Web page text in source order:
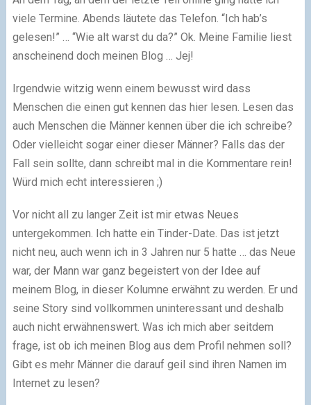
viele Termine. Abends läutete das Telefon. “Ich hab’s
gelesen!” … “Wie alt warst du da?” Ok. Meine Familie liest
anscheinend doch meinen Blog … Jej!
Irgendwie witzig wenn einem bewusst wird dass
Menschen die einen gut kennen das hier lesen. Lesen das
auch Menschen die Männer kennen über die ich schreibe?
Oder vielleicht sogar einer dieser Männer? Falls das der
Fall sein sollte, dann schreibt mal in die Kommentare rein!
Würd mich echt interessieren ;)
Vor nicht all zu langer Zeit ist mir etwas Neues
untergekommen. Ich hatte ein Tinder-Date. Das ist jetzt
nicht neu, auch wenn ich in 3 Jahren nur 5 hatte … das Neue
war, der Mann war ganz begeistert von der Idee auf
meinem Blog, in dieser Kolumne erwähnt zu werden. Er und
seine Story sind vollkommen uninteressant und deshalb
auch nicht erwähnenswert. Was ich mich aber seitdem
frage, ist ob ich meinen Blog aus dem Profil nehmen soll?
Gibt es mehr Männer die darauf geil sind ihren Namen im
Internet zu lesen?